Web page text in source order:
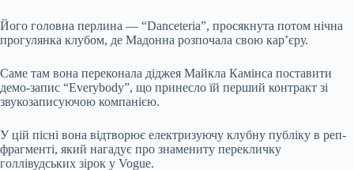
Його головна перлина — “Danceteria”, просякнута потом нічна
прогулянка клубом, де Мадонна розпочала свою кар’єру.
Саме там вона переконала діджея Майкла Камінса поставити
демо-запис “Everybody”, що принесло їй перший контракт зі
звукозаписуючою компанією.
У цій пісні вона відтворює електризуючу клубну публіку в реп-
фрагменті, який нагадує про знамениту перекличку
голлівудських зірок у Vogue.